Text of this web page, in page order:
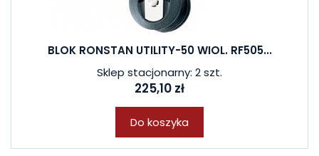
BLOK RONSTAN UTILITY-50 WIOL. RF505...
Sklep stacjonarny: 2 szt.
225,10 zł
Do koszyka